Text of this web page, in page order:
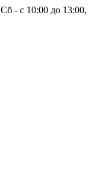
- с 10:00 до 13:00,